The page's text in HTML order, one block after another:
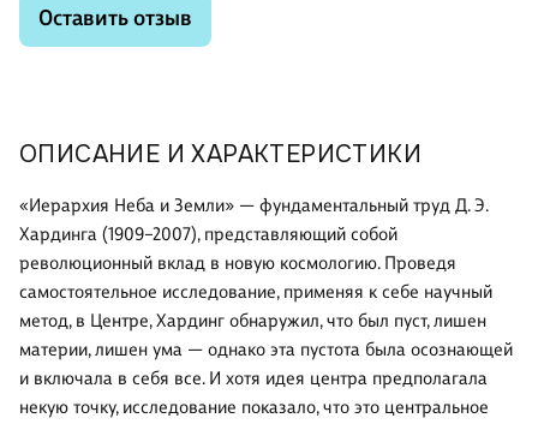
ОПИСАНИЕ И ХАРАКТЕРИСТИКИ
«Иерархия Неба и Земли» — фундаментальный труд Д. Э.
Хардинга (1909–2007), представляющий собой
революционный вклад в новую космологию. Проведя
самостоятельное исследование, применяя к себе научный
метод, в Центре, Хардинг обнаружил, что был пуст, лишен
материи, лишен ума — однако эта пустота была осознающей
и включала в себя все. И хотя идея центра предполагала
некую точку, исследование показало, что это центральное
Оставить отзыв